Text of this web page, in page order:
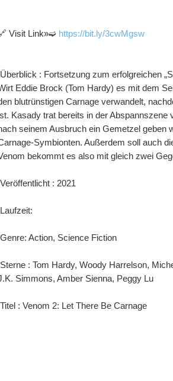
Visit Link»➫ https://bit.ly/3cwMgsw
Eddie Brock (Tom Hardy) es mit dem
blutrünstigen Carnage verwandelt,
Kasady trat bereits in der Abspannszene
seinem Ausbruch ein Gemetzel geben
Symbionten. Außerdem soll auch
bekommt es also mit gleich zwei
Veröffentlicht : 2021
Laufzeit:
Genre: Action, Science Fiction
Simmons, Amber Sienna, Peggy Lu
Titel : Venom 2: Let There Be Carnage